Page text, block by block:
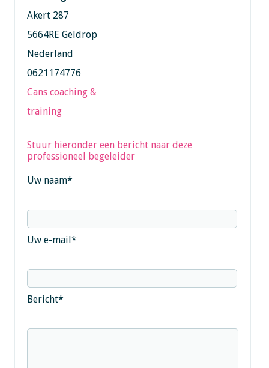
Akert 287
5664RE Geldrop
Nederland
0621174776
Cans coaching &
training
Stuur hieronder een bericht naar deze
professioneel begeleider
Uw naam*
Uw e-mail*
Bericht*